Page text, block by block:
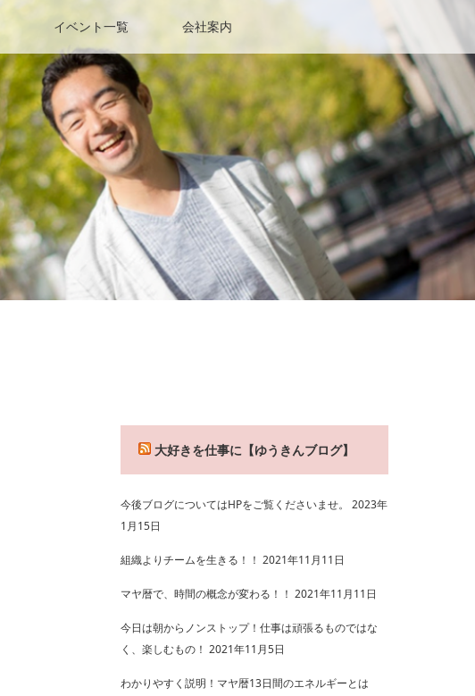
イベント一覧 会社案内
大好きを仕事に【ゆうきんブログ】
今後ブログについてはHPをご覧くださいませ。
2023年
1月15日
組織よりチームを生きる！！ 2021年11月11日
マヤ暦で、時間の概念が変わる！！ 2021年11月11日
今日は朝からノンストップ！仕事は頑張るものではな
く、楽しむもの！ 2021年11月5日
わかりやすく説明！マヤ暦13日間のエネルギーとは